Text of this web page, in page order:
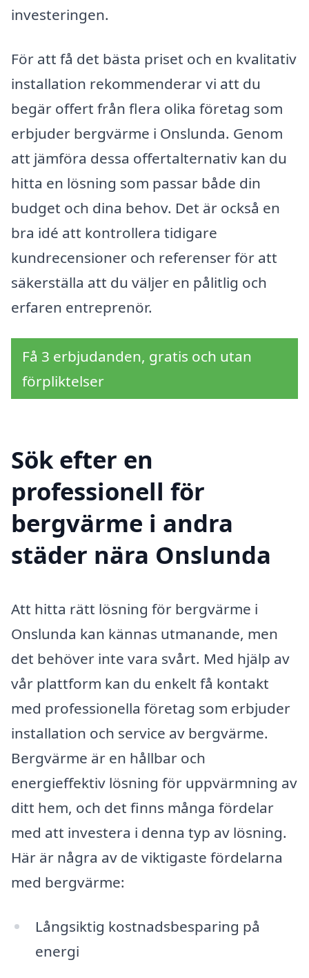
investeringen.
För att få det bästa priset och en kvalitativ
installation rekommenderar vi att du
begär offert från flera olika företag som
erbjuder bergvärme i Onslunda. Genom
att jämföra dessa offertalternativ kan du
hitta en lösning som passar både din
budget och dina behov. Det är också en
bra idé att kontrollera tidigare
kundrecensioner och referenser för att
säkerställa att du väljer en pålitlig och
erfaren entreprenör.
Få 3 erbjudanden, gratis och utan
förpliktelser
Sök efter en
professionell för
bergvärme i andra
städer nära Onslunda
Att hitta rätt lösning för bergvärme i
Onslunda kan kännas utmanande, men
det behöver inte vara svårt. Med hjälp av
vår plattform kan du enkelt få kontakt
med professionella företag som erbjuder
installation och service av bergvärme.
Bergvärme är en hållbar och
energieffektiv lösning för uppvärmning av
ditt hem, och det finns många fördelar
med att investera i denna typ av lösning.
Här är några av de viktigaste fördelarna
med bergvärme:
Långsiktig kostnadsbesparing på
energi